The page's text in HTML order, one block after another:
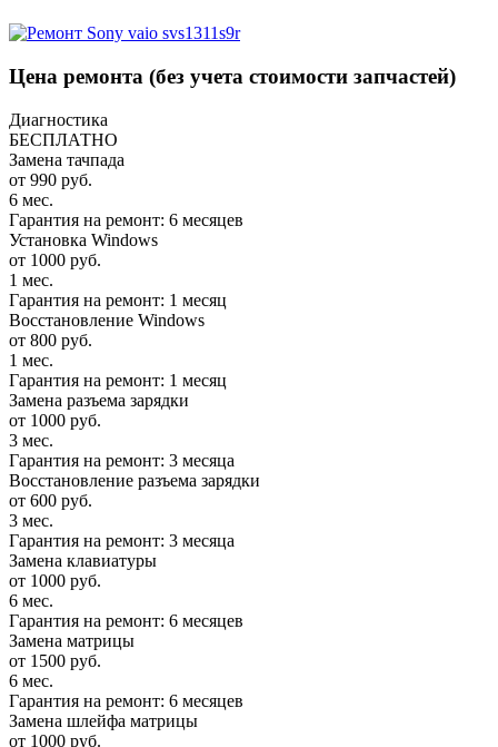
Цена ремонта (без учета стоимости запчастей)
Диагностика
БЕСПЛАТНО
Замена тачпада
от 990 руб.
6 мес.
Гарантия на ремонт: 6 месяцев
Установка Windows
от 1000 руб.
1 мес.
Гарантия на ремонт: 1 месяц
Восстановление Windows
от 800 руб.
1 мес.
Гарантия на ремонт: 1 месяц
Замена разъема зарядки
от 1000 руб.
3 мес.
Гарантия на ремонт: 3 месяца
Восстановление разъема зарядки
от 600 руб.
3 мес.
Гарантия на ремонт: 3 месяца
Замена клавиатуры
от 1000 руб.
6 мес.
Гарантия на ремонт: 6 месяцев
Замена матрицы
от 1500 руб.
6 мес.
Гарантия на ремонт: 6 месяцев
Замена шлейфа матрицы
от 1000 руб.